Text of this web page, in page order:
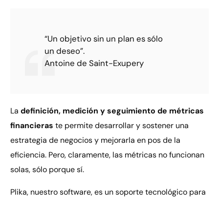
“Un objetivo sin un plan es sólo
un deseo”.
Antoine de Saint-Exupery
Ladefinición, medición y seguimiento de métricas
financieras te permite desarrollar y sostener una
estrategia de negocios y mejorarla en pos de la
eficiencia. Pero, claramente, las métricas no funcionan
solas, sólo porque sí.
Plika, nuestro software, es un soporte tecnológico para